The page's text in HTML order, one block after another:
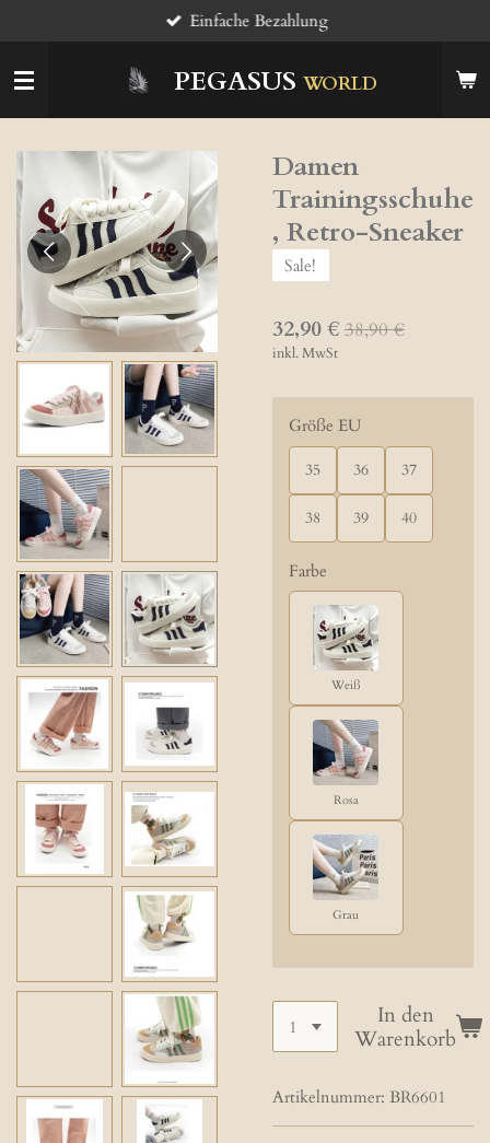
Hauptinhalt
springen
PEGASUS WORLD
Einfache Bezahlung
Damen
Trainingsschuhe
, Retro-Sneaker
Sale!
32,90 € 38,90 €
inkl. MwSt
Größe EU
35 36 37
38 39 40
Farbe
Weiß
Rosa
Grau
In den
Warenkorb
Artikelnummer: BR6601